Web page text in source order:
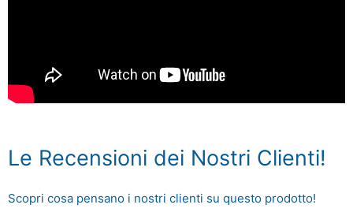
Le Recensioni dei Nostri Clienti!
Scopri cosa pensano i nostri clienti su questo prodotto!